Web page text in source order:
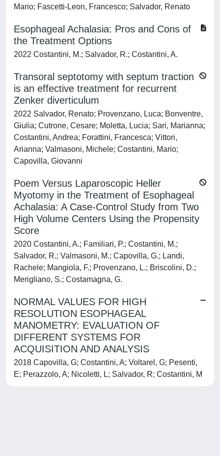
Mario; Fascetti-Leon, Francesco; Salvador, Renato
Esophageal Achalasia: Pros and Cons of
the Treatment Options
2022 Costantini, M.; Salvador, R.; Costantini, A.
Transoral septotomy with septum traction
is an effective treatment for recurrent
Zenker diverticulum
2022 Salvador, Renato; Provenzano, Luca; Bonventre,
Giulia; Cutrone, Cesare; Moletta, Lucia; Sari, Marianna;
Costantini, Andrea; Forattini, Francesca; Vittori,
Arianna; Valmasoni, Michele; Costantini, Mario;
Capovilla, Giovanni
Poem Versus Laparoscopic Heller
Myotomy in the Treatment of Esophageal
Achalasia: A Case-Control Study from Two
High Volume Centers Using the Propensity
Score
2020 Costantini, A.; Familiari, P.; Costantini, M.;
Salvador, R.; Valmasoni, M.; Capovilla, G.; Landi,
Rachele; Mangiola, F.; Provenzano, L.; Briscolini, D.;
Merigliano, S.; Costamagna, G.
NORMAL VALUES FOR HIGH
RESOLUTION ESOPHAGEAL
MANOMETRY: EVALUATION OF
DIFFERENT SYSTEMS FOR
ACQUISITION AND ANALYSIS
2018 Capovilla, G; Costantini, A; Voltarel, G; Pesenti,
E; Perazzolo, A; Nicoletti, L; Salvador, R; Costantini, M